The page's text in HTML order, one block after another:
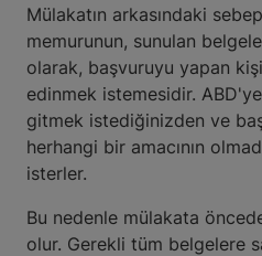
Mülakatın arkasındaki
memurunun, sunulan
olarak, başvuruyu yapan
edinmek istemesidir.
gitmek istediğinizden ve
herhangi bir amacının
isterler.
Bu nedenle mülakata
olur. Gerekli tüm belgelere